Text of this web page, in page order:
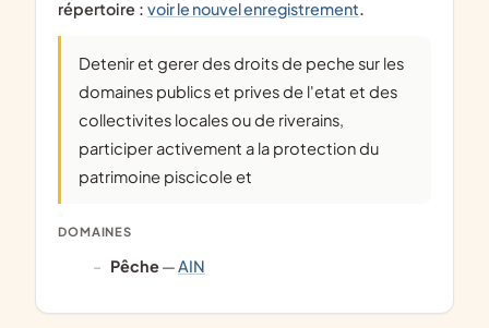
répertoire : voir le nouvel enregistrement.
Detenir et gerer des droits de peche sur les
domaines publics et prives de l'etat et des
collectivites locales ou de riverains,
participer activement a la protection du
patrimoine piscicole et
DOMAINES
pêche—AIN